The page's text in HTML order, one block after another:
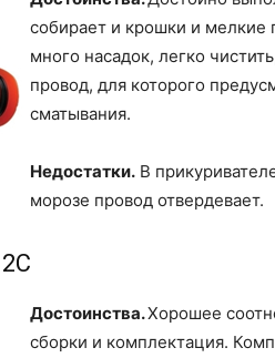
собирает и крошки и мелкие
много насадок, легко
провод, для которого
сматывания.
Недостатки. В
морозе провод отвердевает.
Достоинства.Хорошее
сборки и комплектация.